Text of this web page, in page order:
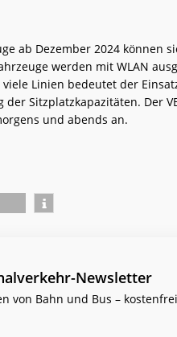
ab Dezember 2024 können
werden mit WLAN
Linien bedeutet der
Sitzplatzkapazitäten. Der
und abends an.
Newsletter
von Bahn und Bus –